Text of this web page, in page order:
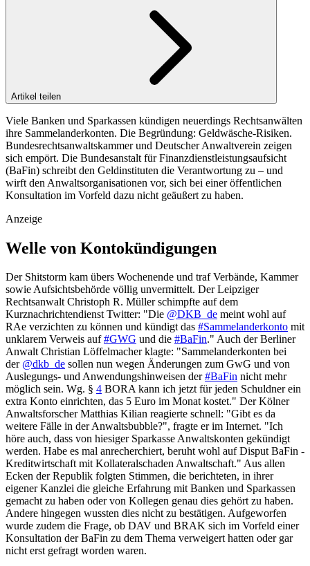
Artikel teilen
Viele Banken und Sparkassen kündigen neuerdings Rechtsanwälten
ihre Sammelanderkonten. Die Begründung: Geldwäsche-Risiken.
Bundesrechtsanwaltskammer und Deutscher Anwaltverein zeigen
sich empört. Die Bundesanstalt für Finanzdienstleistungsaufsicht
(BaFin) schreibt den Geldinstituten die Verantwortung zu – und
wirft den Anwaltsorganisationen vor, sich bei einer öffentlichen
Konsultation im Vorfeld dazu nicht geäußert zu haben.
Anzeige
Welle von Kontokündigungen
Der Shitstorm kam übers Wochenende und traf Verbände, Kammer
sowie Aufsichtsbehörde völlig unvermittelt. Der Leipziger
Rechtsanwalt Christoph R. Müller schimpfte auf dem
Kurznachrichtendienst Twitter: "Die @DKB_de meint wohl auf
RAe verzichten zu können und kündigt das #Sammelanderkonto mit
unklarem Verweis auf#GWG und die #BaFin." Auch der Berliner
Anwalt Christian Löffelmacher klagte: "Sammelanderkonten bei
der @dkb_de sollen nun wegen Änderungen zum GwG und von
Auslegungs- und Anwendungshinweisen der#BaFin nicht mehr
möglich sein. Wg. § 4 BORAkann ich jetzt für jeden Schuldner ein
extra Konto einrichten, das 5 Euro im Monat kostet." Der Kölner
Anwaltsforscher Matthias Kilian reagierte schnell: "Gibt es da
weitere Fälle in der Anwaltsbubble?", fragte er im Internet. "Ich
höre auch, dass von hiesiger Sparkasse Anwaltskonten gekündigt
werden. Habe es mal anrecherchiert, beruht wohl auf DisputBaFin -
Kreditwirtschaft mit Kollateralschaden Anwaltschaft." Aus allen
Ecken der Republik folgten Stimmen, die berichteten, in ihrer
eigener Kanzlei die gleiche Erfahrung mit Banken und Sparkassen
gemacht zu haben oder von Kollegen genau dies gehört zu haben.
Andere hingegen wussten dies nicht zu bestätigen. Aufgeworfen
wurde zudem die Frage, ob DAV und BRAK sich im Vorfeld einer
Konsultation derBaFin zu dem Thema verweigert hatten oder gar
nicht erst gefragt worden waren.